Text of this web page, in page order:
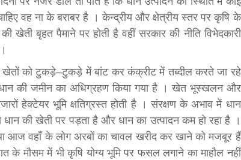
वह ना के बराबर है । केन्द्रीय और क्षेत्रीय स्तर पर कृषि के
खेती बृहत पैमाने पर होती है वहीं सरकार की नीति विभेदकारी
खेतों को टुकड़े–टुकड़े में बांट कर कंक्रीट में तब्दील करते जा रहे
की जमीन का अधिग्रहण किया गया है । खेत भूस्खलन और
हेक्टेयर भूमि क्षतिग्रस्त होती है । संरक्षण के अभाव में धान
की खेती पर पड़ता है और धान का उत्पादन कम हो रहा है ।
आज वहाँ के लोग अरबों का चावल खरीद कर खाने को मजबूर हैं
के मौसम में भी कृषि योग्य भूमि पर फसल लगाने का माहौल नहीं
6 months ago
काठमांडू, फागुन ४ – चितवन क्षेत्र नम्बर ३ में प्रतिनिधिसभा
सदस्य के रूप में अपनी उम्मीदवारी दे चुकी रेणु दाहाल ने कहा है